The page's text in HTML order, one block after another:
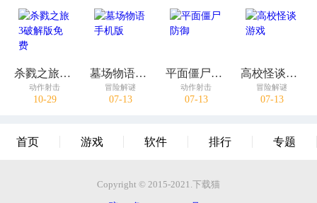
杀戮之旅3破解版免费
动作射击
10-29
墓场物语手机版
冒险解谜
07-13
平面僵尸防御
动作射击
07-13
高校怪谈游戏
冒险解谜
07-13
首页 游戏 软件 排行 专题
Copyright © 2015-2021.下载猫